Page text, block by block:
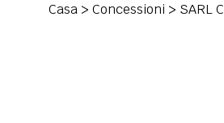
Casa > Concessioni > SARL